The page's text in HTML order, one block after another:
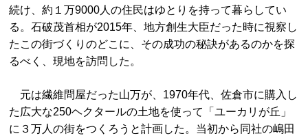
続け、約１万9000人の住民はゆとりを持って暮らしてい
る。石破茂首相が2015年、地方創生大臣だった時に視察し
たこの街づくりのどこに、その成功の秘訣があるのかを探
るべく、現地を訪問した。
元は繊維問屋だった山万が、1970年代、佐倉市に購入し
た広大な250ヘクタールの土地を使って「ユーカリが丘」
に３万人の街をつくろうと計画した。当初から同社の嶋田